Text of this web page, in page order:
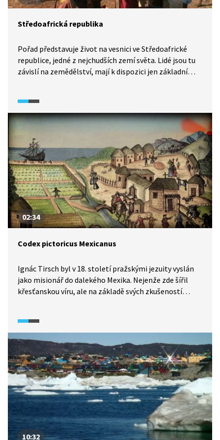
Středoafrická republika
Pořad představuje život na vesnici ve Středoafrické
republice, jedné z nejchudších zemí světa. Lidé jsou tu
závislí na zemědělství, mají k dispozici jen základní
02:34
Codex pictoricus Mexicanus
Ignác Tirsch byl v 18. století pražskými jezuity vyslán
jako misionář do dalekého Mexika. Nejenže zde šířil
křesťanskou víru, ale na základě svých zkušeností
informací o tehdejších obyvatelích Mexika. Ve videu se
blíže podíváme na tento ojedinělý rukopis.
10:32